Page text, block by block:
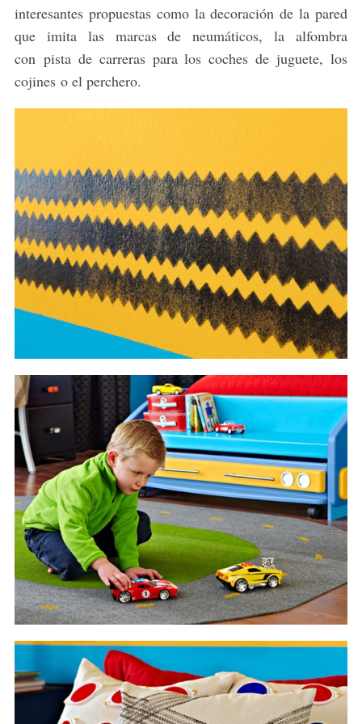
interesantes propuestas como la decoración de la pared
que imita las marcas de neumáticos, la alfombra
con pista de carreras para los coches de juguete, los
cojines o el perchero.